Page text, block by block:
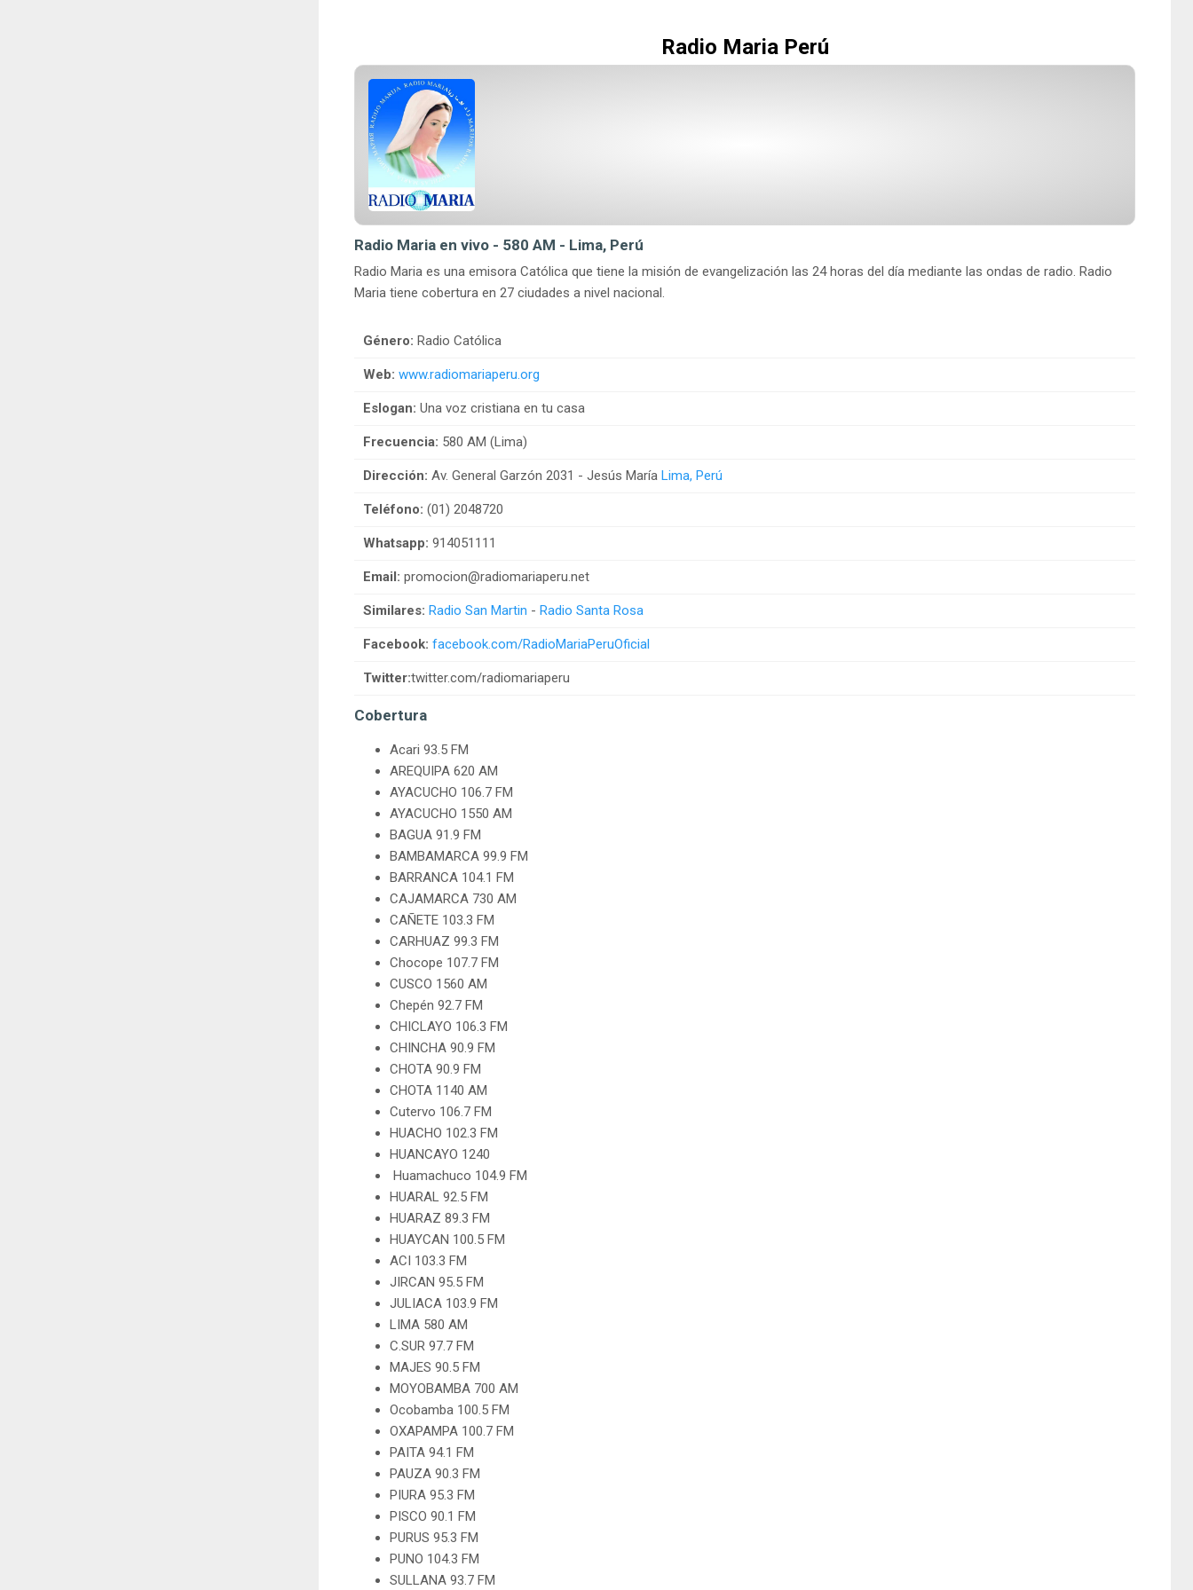
Radio Maria Perú
Radio Maria en vivo - 580 AM - Lima, Perú
Radio Maria es una emisora Católica que tiene la misión de evangelización las 24 horas del día mediante las ondas de radio. Radio
Maria tiene cobertura en 27 ciudades a nivel nacional.
Género: Radio Católica
Web: www.radiomariaperu.org
Eslogan: Una voz cristiana en tu casa
Frecuencia: 580 AM (Lima)
Dirección: Av. General Garzón 2031 - Jesús María Lima, Perú
Teléfono: (01) 2048720
Whatsapp: 914051111
Email: promocion@radiomariaperu.net
Similares: Radio San Martin - Radio Santa Rosa
Facebook: facebook.com/RadioMariaPeruOficial
Twitter:twitter.com/radiomariaperu
Cobertura
Acari 93.5 FM
AREQUIPA 620 AM
AYACUCHO 106.7 FM
AYACUCHO 1550 AM
BAGUA 91.9 FM
BAMBAMARCA 99.9 FM
BARRANCA 104.1 FM
CAJAMARCA 730 AM
CAÑETE 103.3 FM
CARHUAZ 99.3 FM
Chocope 107.7 FM
CUSCO 1560 AM
Chepén 92.7 FM
CHICLAYO 106.3 FM
CHINCHA 90.9 FM
CHOTA 90.9 FM
CHOTA 1140 AM
Cutervo 106.7 FM
HUACHO 102.3 FM
HUANCAYO 1240
Huamachuco 104.9 FM
HUARAL 92.5 FM
HUARAZ 89.3 FM
HUAYCAN 100.5 FM
ACI 103.3 FM
JIRCAN 95.5 FM
JULIACA 103.9 FM
LIMA 580 AM
C.SUR 97.7 FM
MAJES 90.5 FM
MOYOBAMBA 700 AM
Ocobamba 100.5 FM
OXAPAMPA 100.7 FM
PAITA 94.1 FM
PAUZA 90.3 FM
PIURA 95.3 FM
PISCO 90.1 FM
PURUS 95.3 FM
PUNO 104.3 FM
SULLANA 93.7 FM